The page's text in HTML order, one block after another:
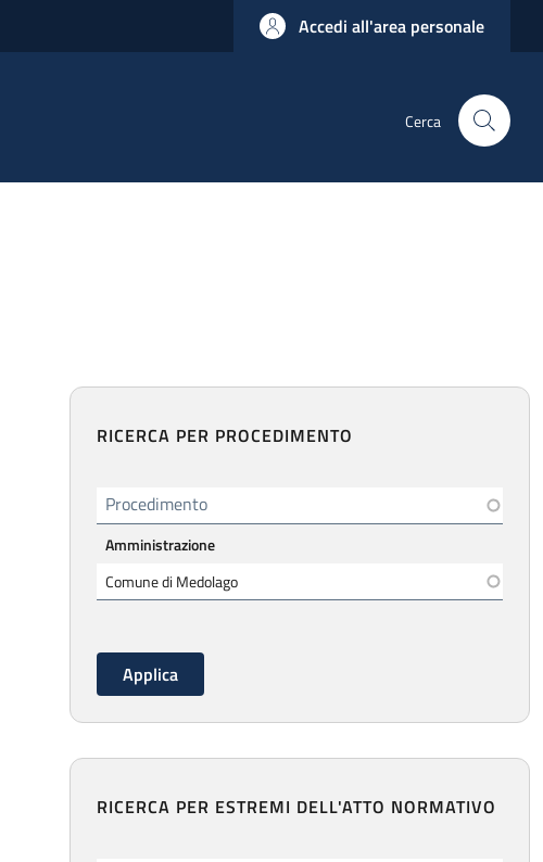
Accedi all'area personale
Cerca
RICERCA PER PROCEDIMENTO
Procedimento
Amministrazione
RICERCA PER ESTREMI DELL'ATTO NORMATIVO